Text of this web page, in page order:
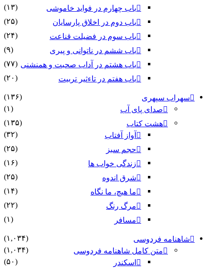
باب چهارم در فواید خاموشى
(۱۳)
باب دوم در اخلاق پارسایان
(۲۵)
باب سوم در فضیلت قناعت
(۲۴)
باب ششم در ناتوانى و پیرى
(۹)
باب هشتم در آداب صحبت و همنشنى (۷۷)
باب هفتم در تاءثیر تربیت
(۲۰)
سهراب سپهری
(۱۳۶)
صدای پای آب
(۱)
هشت کتاب
(۱۳۵)
آواز آفتاب
(۳۲)
حجم سبز
(۲۵)
زندگی خواب ها
(۱۶)
شرق اندوه
(۲۵)
ما هیچ، ما نگاه
(۱۴)
مرگ رنگ
(۲۲)
مسافر
(۱)
شاهنامه فردوسی
(۱,۰۳۴)
متن کامل شاهنامه فردوسی
(۱,۰۳۴)
اسکندر
(۵۰)